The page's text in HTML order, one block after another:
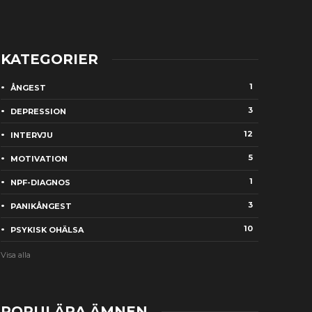
KATEGORIER
ÅNGEST 1
DEPRESSION 3
INTERVJU 12
MOTIVATION 5
NPF-DIAGNOS 1
PANIKÅNGEST 3
PSYKISK OHÄLSA 10
Visa alla